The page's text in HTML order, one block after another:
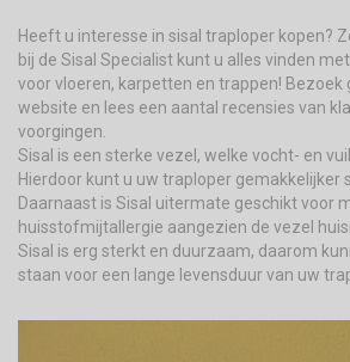
Heeft u interesse in sisal traploper kopen?
bij de Sisal Specialist kunt u alles vinden
voor vloeren, karpetten en trappen! Bezoek
website en lees een aantal recensies van
voorgingen.
Sisal is een sterke vezel, welke vocht- en
Hierdoor kunt u uw traploper gemakkelijker
Daarnaast is Sisal uitermate geschikt voor
huisstofmijtallergie aangezien de vezel
Sisal is erg sterkt en duurzaam, daarom
staan voor een lange levensduur van uw